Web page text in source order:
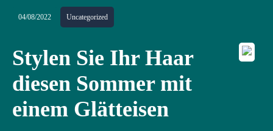
04/08/2022 Uncategorized
Stylen Sie Ihr Haar
diesen Sommer mit
einem Glätteisen